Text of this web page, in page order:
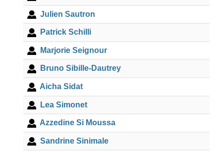
Julien Sautron
Patrick Schilli
Marjorie Seignour
Bruno Sibille-Dautrey
Aicha Sidat
Lea Simonet
Azzedine Si Moussa
Sandrine Sinimale